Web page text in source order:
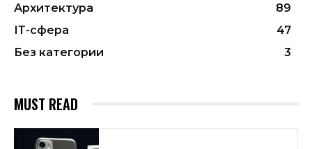
Архитектура
89
ІТ-сфера
47
Без категории
3
MUST READ